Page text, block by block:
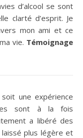
d’alcool se sont
clarté d’esprit. Je
mon ami et ce
vie. Témoignage
une expérience
sont à la fois
a libéré des
laissé plus légère et